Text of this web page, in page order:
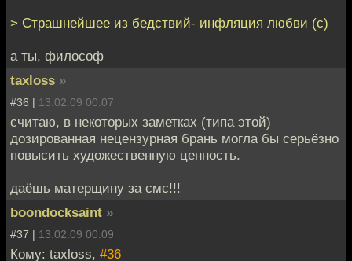
> Страшнейшее из бедствий- инфляция любви (с)
а ты, философ
taxloss »
#36 | 13.02.09 00:07
считаю, в некоторых заметках (типа этой)
дозированная нецензурная брань могла бы серьёзно
повысить художественную ценность.
даёшь матерщину за смс!!!
boondocksaint »
#37 | 13.02.09 00:09
Кому: taxloss, #36